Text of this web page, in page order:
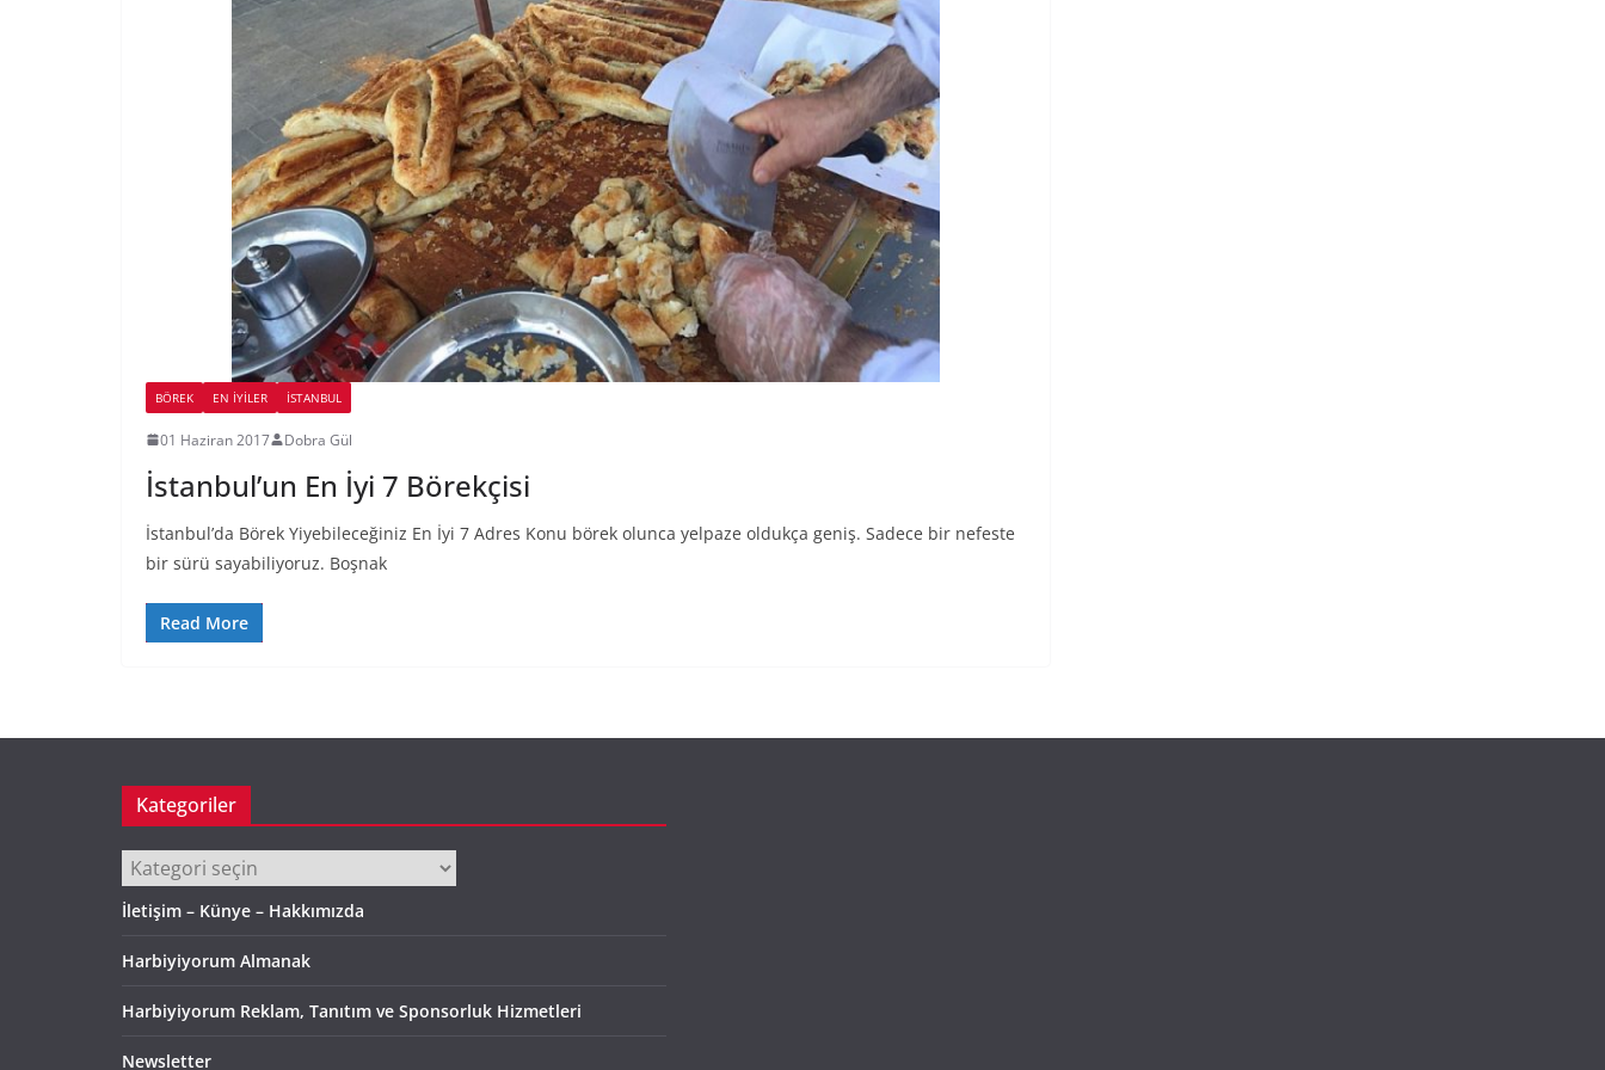
BÖREK EN İYILER İSTANBUL
01 Haziran 2017 Dobra Gül
İstanbul’un En İyi 7 Börekçisi
İstanbul’da Börek Yiyebileceğiniz En İyi 7 Adres Konu börek olunca yelpaze oldukça geniş. Sadece bir nefeste
bir sürü sayabiliyoruz. Boşnak
Read More
Kategoriler
Kategoriler
İletişim – Künye – Hakkımızda
Harbiyiyorum Almanak
Harbiyiyorum Reklam, Tanıtım ve Sponsorluk Hizmetleri
Newsletter